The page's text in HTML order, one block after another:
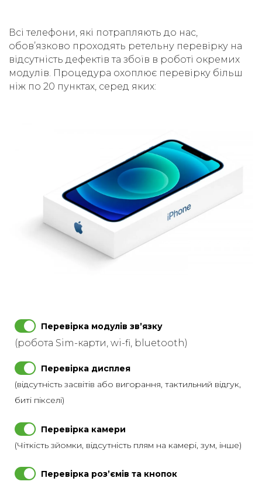
Всі телефони, які потрапляють до нас,
обовʼязково проходять ретельну перевірку на
відсутність дефектів та збоїв в роботі окремих
модулів. Процедура охоплює перевірку більш
ніж по 20 пунктах, серед яких:
Перевірка модулів звʼязку
(робота Sim-карти, wi-fi, bluetooth)
Перевірка дисплея
(відсутність засвітів або вигорання, тактильний відгук,
биті пікселі)
Перевірка камери
(Чіткість зйомки, відсутність плям на камері, зум, інше)
Перевірка розʼємів та кнопок